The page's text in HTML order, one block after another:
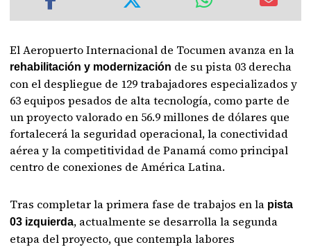
El Aeropuerto Internacional de Tocumen avanza en la
rehabilitación y modernización de su pista 03 derecha
con el despliegue de 129 trabajadores especializados y
63 equipos pesados de alta tecnología, como parte de
un proyecto valorado en 56.9 millones de dólares que
fortalecerá la seguridad operacional, la conectividad
aérea y la competitividad de Panamá como principal
centro de conexiones de América Latina.
Tras completar la primera fase de trabajos en la pista
03 izquierda, actualmente se desarrolla la segunda
etapa del proyecto, que contempla labores